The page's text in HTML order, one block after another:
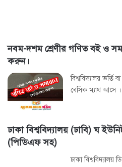
নবম-দশম শ্রেণীর গণিত বই ও
করুন।
বিশ্ববিদ্যালয় ভর্তি
বেসিক ম্যাথ আসে
ঢাকা বিশ্ববিদ্যালয় (ঢাবি) ঘ
(পিডিএফ সহ)
ঢাকা বিশ্ববিদ্যালয়